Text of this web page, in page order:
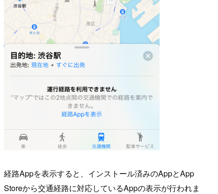
経路Appを表示すると、インストール済みのAppとApp
Storeから交通経路に対応しているAppの表示が行われま